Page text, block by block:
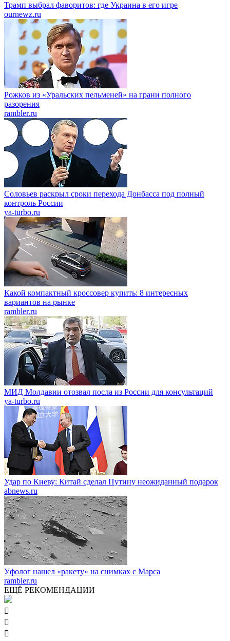
Трамп выбрал фаворитов: где Украина в его игре
ournewz.ru
Рожков из «Уральских пельменей» на грани полного
разорения
rambler.ru
Соловьев раскрыл сроки перехода Донбасса под полный
контроль России
ya-turbo.ru
Какой компактный кроссовер купить: 8 интересных
вариантов на рынке
rambler.ru
МИД Молдавии отозвал посла из России для консультаций
ya-turbo.ru
Удар по Киеву: Китай сделал Путину неожиданный подарок
abnews.ru
Уфолог нашел «ракету» на снимках с Марса
rambler.ru
ЕЩЁ РЕКОМЕНДАЦИИ


